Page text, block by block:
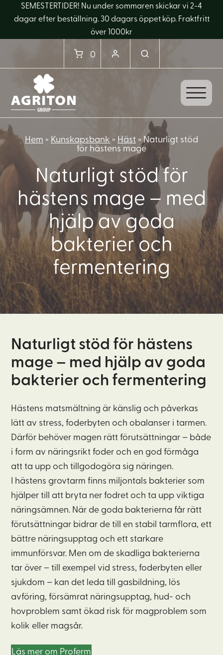
SEMESTERTIDER! Nu under sommaren skickar vi 2-4
dagar efter beställning. 30 dagars öppet köp. Fraktfritt
över 1000kr
0
Hem » Kunskapsbank » Häst»Naturligt stöd
för hästens mage
Naturligt stöd för
hästens mage – med
hjälp av goda
bakterier och
fermentering
Naturligt stöd för hästens
mage – med hjälp av goda
bakterier och fermentering
Hästens matsmältning är känslig och påverkas
lätt av stress, foderbyten och obalanser i tarmen.
Därför behöver magen rätt förutsättningar – både
i form av näringsrikt foder och en god förmåga
att ta upp och tillgodogöra sig näringen.
I hästens grovtarm finns miljontals bakterier som
hjälper till att bryta ner fodret och ta upp viktiga
näringsämnen. När de goda bakterierna får rätt
förutsättningar bidrar de till en stabil tarmflora, ett
bättre näringsupptag och ett starkare
immunförsvar. Men om de skadliga bakterierna
tar över – till exempel vid stress, foderbyten eller
sjukdom – kan det leda till gasbildning, lös
avföring, försämrat näringsupptag, hud- och
hovproblem samt ökad risk för magproblem som
kolik eller magsår.
Läs mer om Proferm